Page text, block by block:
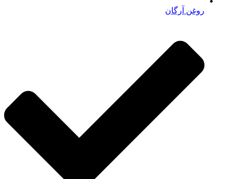
روغن آرگان